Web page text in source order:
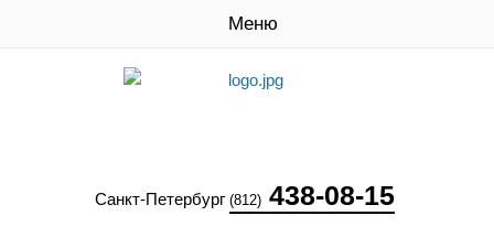
Меню
Санкт-Петербург (812) 438-08-15